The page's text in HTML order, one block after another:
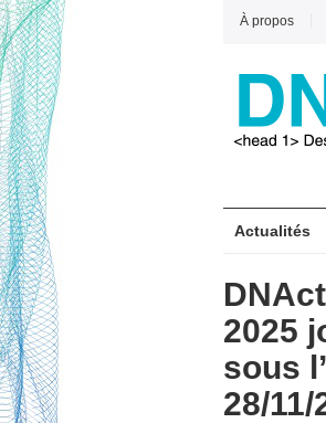
À propos
Actualités
2025
sous
28/11/